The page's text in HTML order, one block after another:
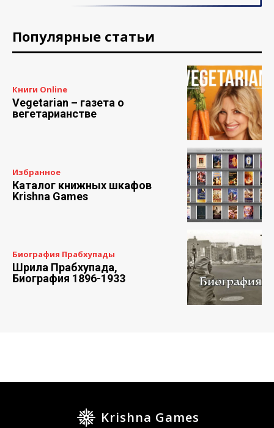
Популярные статьи
Книги Online
Vegetarian – газета о
вегетарианстве
Избранное
Каталог книжных шкафов
Krishna Games
Биография Прабхупады
Шрила Прабхупада,
Биография 1896-1933
Krishna Games